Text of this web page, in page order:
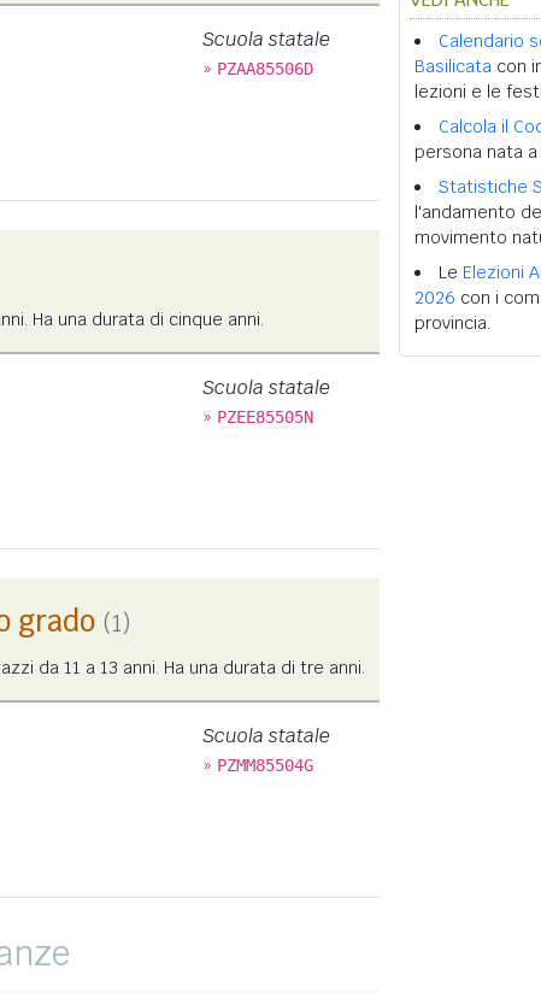
Scuola statale
» PZAA85506D
Ha una durata di cinque anni.
Scuola statale
» PZEE85505N
grado (1)
da 11 a 13 anni. Ha una durata di tre anni.
Scuola statale
» PZMM85504G
Calendario
Basilicata con
lezioni e le
Calcola il
persona nata a
Statistiche
l'andamento
movimento
Le Elezioni
2026 con i
provincia.